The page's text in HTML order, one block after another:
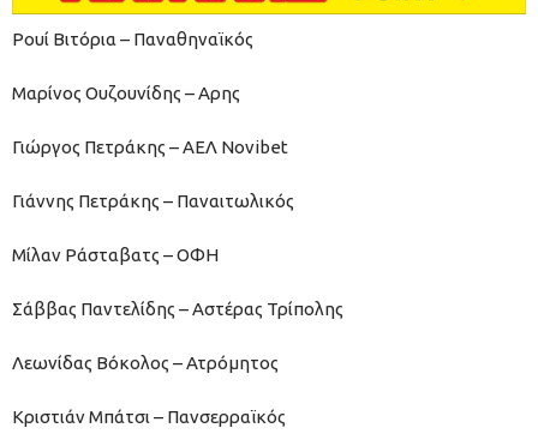
Ρουί Βιτόρια – Παναθηναϊκός
Μαρίνος Ουζουνίδης – Αρης
Γιώργος Πετράκης – ΑΕΛ Novibet
Γιάννης Πετράκης – Παναιτωλικός
Μίλαν Ράσταβατς – ΟΦΗ
Σάββας Παντελίδης – Αστέρας Τρίπολης
Λεωνίδας Βόκολος – Ατρόμητος
Κριστιάν Μπάτσι – Πανσερραϊκός